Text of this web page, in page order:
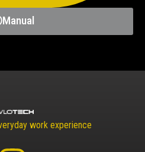
Manual
work experience